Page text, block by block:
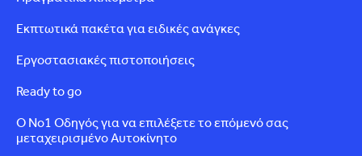
Εκπτωτικά πακέτα για ειδικές ανάγκες
Εργοστασιακές πιστοποιήσεις
Ready to go
Ο Νο1 Οδηγός για να επιλέξετε το επόμενό σας
μεταχειρισμένο Αυτοκίνητο